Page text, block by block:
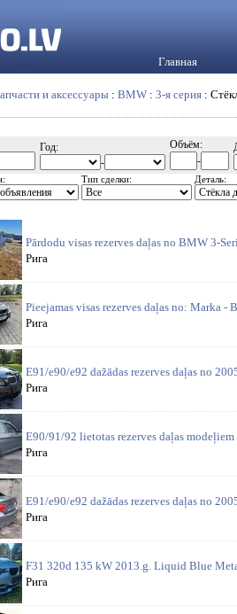
Главная
и аксессуары : BMW : 3-я серия :
Год:
-
Объём:
-
Тип сделки: Деталь:
Pārdodu visas rezerves daļas no BMW 3-
Рига
Pieejamas visas rezerves daļas no: Marka
Рига
E91/e90/e92 dažādas rezerves daļas no
Рига
E90/91/92 lietotas rezerves daļas
Рига
E91/e90/e92 dažādas rezerves daļas no
Рига
F31 320d 135 kW 2013.g. Liquid Blue
Рига